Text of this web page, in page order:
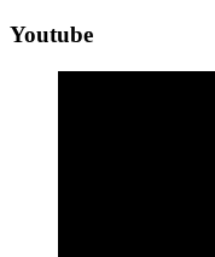
Youtube